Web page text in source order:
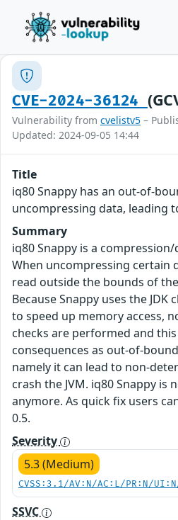
CVE-2024-36124
Vulnerability from cvelistv5 –
Updated: 2024-09-05 14:44
Title
iq80 Snappy has an out-of-
uncompressing data, leading
Summary
iq80 Snappy is a
When uncompressing certain
read outside the bounds of
Because Snappy uses the JDK
to speed up memory access,
checks are performed and
consequences as out-of-
namely it can lead to non-
crash the JVM. iq80 Snappy is
anymore. As quick fix users
0.5.
Severity
5.3 (Medium)
CVSS:3.1/AV:N/AC:L/PR:N/
SSVC